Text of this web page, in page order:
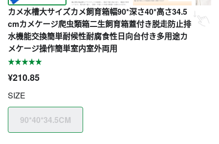
カメ水槽大サイズカメ飼育箱幅90*深さ40*高さ34.5
cmカメケージ爬虫類箱二生飼育箱蓋付き脱走防止排
水機能交換簡単耐候性耐腐食性日向台付き多用途カ
メケージ操作簡単室内室外両用
¥210.85
SIZE
90*40*34.5CM